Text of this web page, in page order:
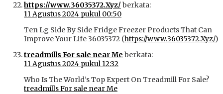
https://www.36035372.Xyz/ berkata:
11 Agustus 2024 pukul 00:50
Ten Lg Side By Side Fridge Freezer Products That Can
Improve Your Life 36035372 (https://www.36035372.Xyz/)
treadmills For sale near Me berkata:
11 Agustus 2024 pukul 12:32
Who Is The World’s Top Expert On Treadmill For Sale?
treadmills For sale near Me